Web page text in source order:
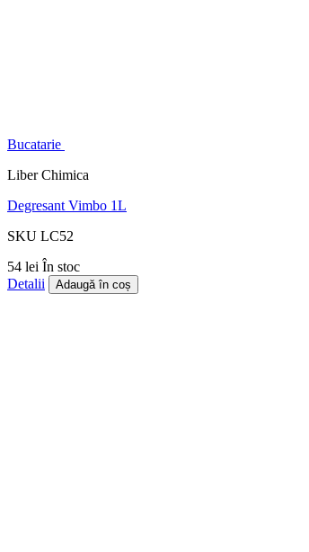
Bucatarie
Liber Chimica
Degresant Vimbo 1L
SKU LC52
54 lei În stoc
Detalii
Adaugă în coș